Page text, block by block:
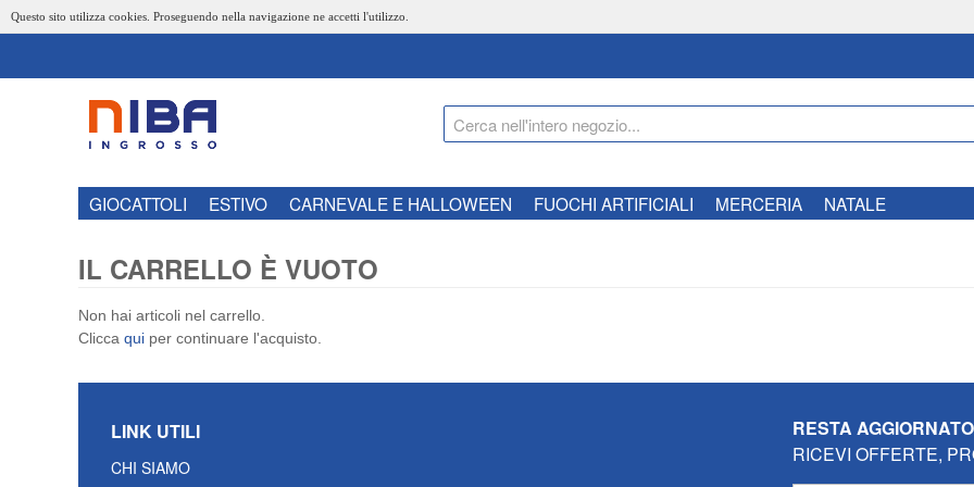
Questo sito utilizza cookies. Proseguendo nella navigazione ne accetti l'utilizzo.
GIOCATTOLI ESTIVO CARNEVALE E HALLOWEEN FUOCHI ARTIFICIALI MERCERIA NATALE
IL CARRELLO È VUOTO
Non hai articoli nel carrello.
Clicca qui per continuare l'acquisto.
RESTA
RICEVI OFFERTE,
LINK UTILI
CHI SIAMO